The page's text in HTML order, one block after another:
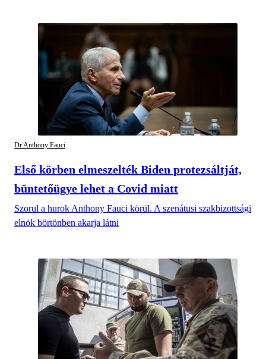
Dr Anthony Fauci
Első körben elmeszelték Biden protezsáltját,
büntetőügye lehet a Covid miatt
Szorul a hurok Anthony Fauci körül. A szenátusi szakbizottsági
elnök börtönben akarja látni